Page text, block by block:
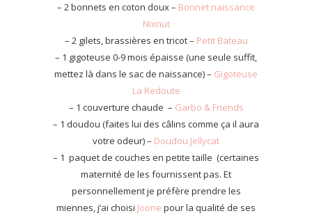
– 2 bonnets en coton doux – Bonnet naissance
Nixnut
– 2 gilets, brassières en tricot – Petit Bateau
– 1 gigoteuse 0-9 mois épaisse (une seule suffit,
mettez là dans le sac de naissance) – Gigoteuse
La Redoute
– 1 couverture chaude – Garbo & Friends
– 1 doudou (faites lui des câlins comme ça il aura
votre odeur) – Doudou Jellycat
– 1 paquet de couches en petite taille (certaines
maternité de les fournissent pas. Et
personnellement je préfère prendre les
miennes, j’ai choisi Joone pour la qualité de ses